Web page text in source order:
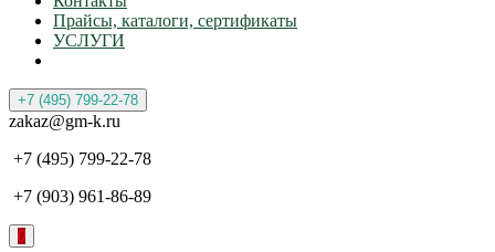
Прайсы, каталоги, сертификаты
УСЛУГИ
+7 (495) 799-22-78
zakaz@gm-k.ru
+7 (495) 799-22-78
+7 (903) 961-86-89
0